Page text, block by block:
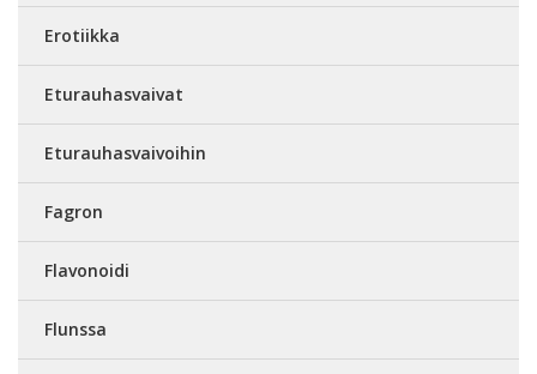
Erotiikka
Eturauhasvaivat
Eturauhasvaivoihin
Fagron
Flavonoidi
Flunssa